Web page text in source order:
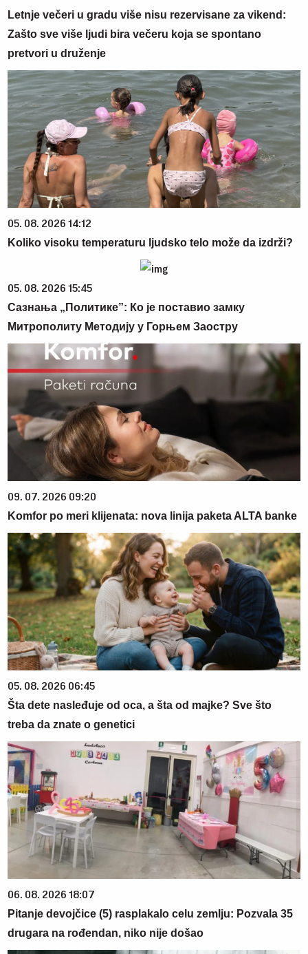
Letnje večeri u gradu više nisu rezervisane za vikend:
Zašto sve više ljudi bira večeru koja se spontano
pretvori u druženje
05. 08. 2026 14:12
Koliko visoku temperaturu ljudsko telo može da izdrži?
05. 08. 2026 15:45
Сазнања „Политике”: Ко је поставио замку
Митрополиту Методију у Горњем Заостру
09. 07. 2026 09:20
Komfor po meri klijenata: nova linija paketa ALTA banke
05. 08. 2026 06:45
Šta dete nasleđuje od oca, a šta od majke? Sve što
treba da znate o genetici
06. 08. 2026 18:07
Pitanje devojčice (5) rasplakalo celu zemlju: Pozvala 35
drugara na rođendan, niko nije došao